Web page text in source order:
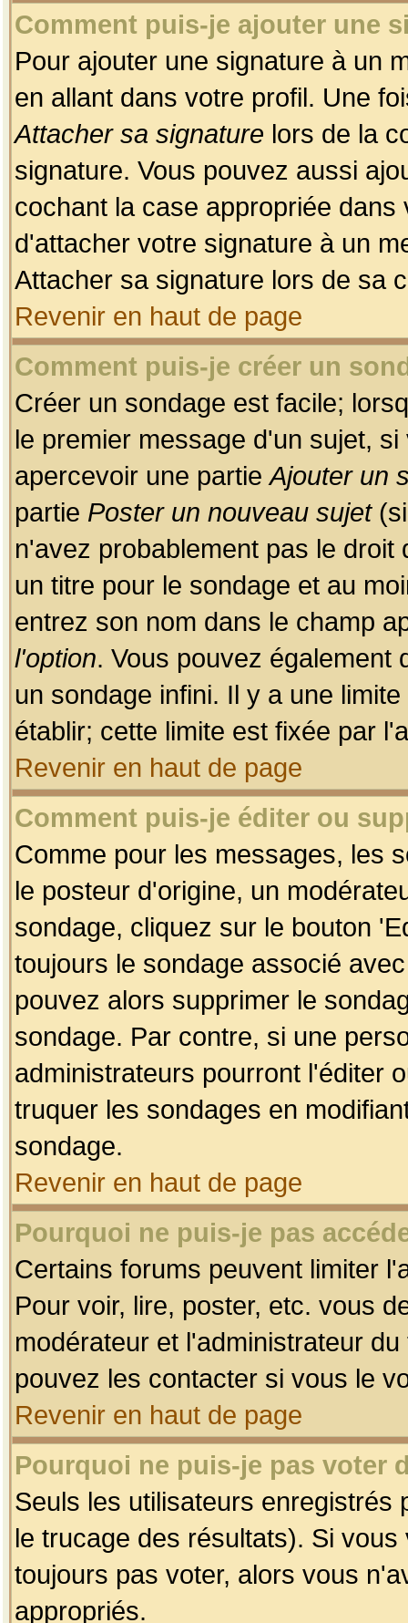
Comment puis-je ajouter une
Pour ajouter une signature à un
en allant dans votre profil. Une
Attacher sa signature lors de la
signature. Vous pouvez aussi
cochant la case appropriée
d'attacher votre signature à un
Attacher sa signature lors de sa
Revenir en haut de page
Comment puis-je créer un
Créer un sondage est facile;
le premier message d'un sujet,
apercevoir une partieAjouter un
partie Poster un nouveau sujet(si
n'avez probablement pas le
un titre pour le sondage et au
entrez son nom dans le champ
l'option. Vous pouvez également
un sondage infini. Il y a une
établir; cette limite est fixée par
Revenir en haut de page
Comment puis-je éditer ou
Comme pour les messages, les
le posteur d'origine, un
sondage, cliquez sur le bouton
toujours le sondage associé
pouvez alors supprimer le
sondage. Par contre, si une
administrateurs pourront l'éditer
truquer les sondages en
sondage.
Revenir en haut de page
Pourquoi ne puis-je pas
Certains forums peuvent limiter
Pour voir, lire, poster, etc. vous
modérateur et l'administrateur
pouvez les contacter si vous le
Revenir en haut de page
Pourquoi ne puis-je pas voter
Seuls les utilisateurs enregistrés
le trucage des résultats). Si
toujours pas voter, alors vous
appropriés.